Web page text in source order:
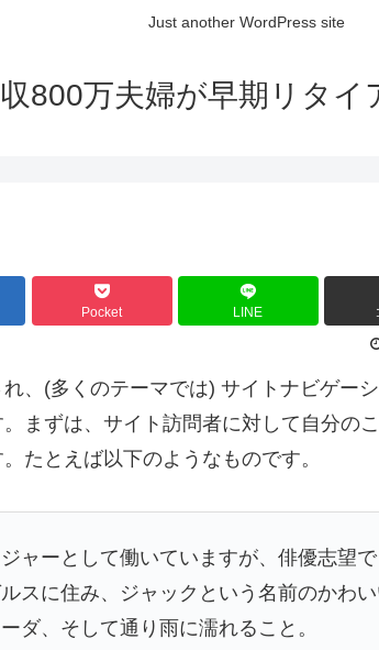
Just another WordPress site
800万夫婦が早期リタイ
Pocket LINE
、(多くのテーマでは) サイトナビゲー
まずは、サイト訪問者に対して自分の
たとえば以下のようなものです。
ャーとして働いていますが、俳優志望
スに住み、ジャックという名前のかわ
ダ、そして通り雨に濡れること。